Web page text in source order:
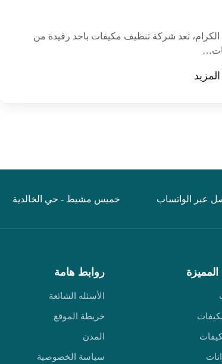
الكرام، تعد شركة تنظيف مكيفات باحد رفيدة من
عبر الواتساب خميس مشيط - حي الخالدية
المميزة روابط هامة
الأسئله الشائعة
خريطة الموقع
المدن
سياسة الخصوصية